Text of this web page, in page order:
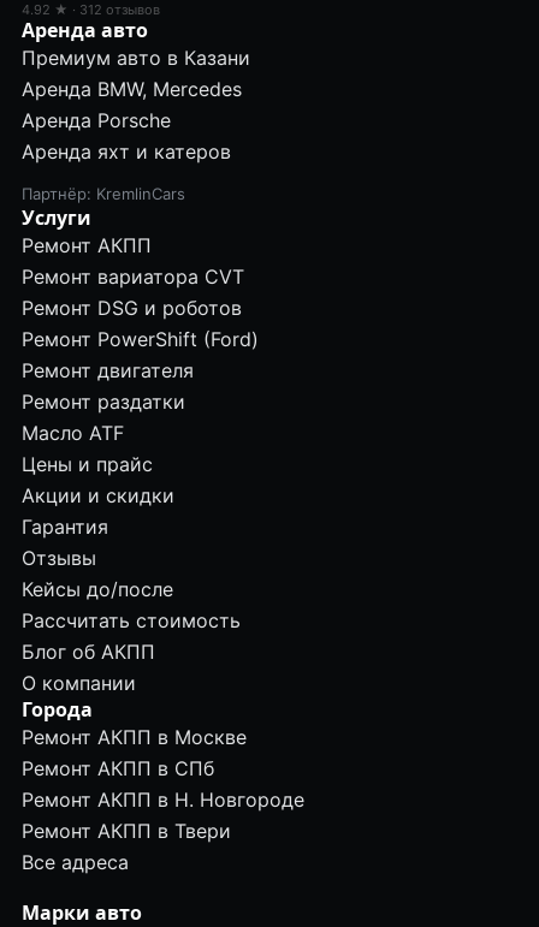
4.92 ★ · 312 отзывов
Аренда авто
Премиум авто в Казани
Аренда BMW, Mercedes
Аренда Porsche
Аренда яхт и катеров
Партнёр: KremlinCars
Услуги
Ремонт АКПП
Ремонт вариатора CVT
Ремонт DSG и роботов
Ремонт PowerShift (Ford)
Ремонт двигателя
Ремонт раздатки
Масло ATF
Цены и прайс
Акции и скидки
Гарантия
Отзывы
Кейсы до/после
Рассчитать стоимость
Блог об АКПП
О компании
Города
Ремонт АКПП в Москве
Ремонт АКПП в СПб
Ремонт АКПП в Н. Новгороде
Ремонт АКПП в Твери
Все адреса
Марки авто